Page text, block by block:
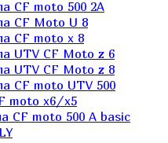
CF moto 500 2A
CF Moto U 8
CF moto x 8
UTV CF Moto z 6
UTV CF Moto z 8
СF moto UTV 500
moto x6/x5
CF moto 500 A basic